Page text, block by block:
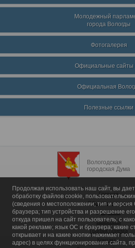
Молодежный
города Вологды
Фотогалерея
Официальные
Официальная
Полезные ссылки
Вологодская
городская Дума
Главная
Общие сведения
Депутаты
Комитеты
График приема
Контакты
Продолжая использовать наш сайт, вы
обработку файлов cookie,
(сведения о местоположении; тип и версия
браузера; тип устройства и разрешение
откуда пришел на сайт пользователь; с
какой рекламе; язык ОС и браузера; какие
открывает и на какие кнопки нажимает
адрес) в целях функционирования сайта,